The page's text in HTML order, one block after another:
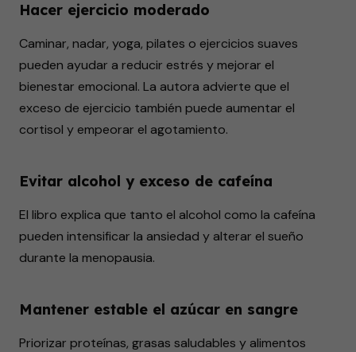
Hacer ejercicio moderado
Caminar, nadar, yoga, pilates o ejercicios suaves
pueden ayudar a reducir estrés y mejorar el
bienestar emocional. La autora advierte que el
exceso de ejercicio también puede aumentar el
cortisol y empeorar el agotamiento.
Evitar alcohol y exceso de cafeína
El libro explica que tanto el alcohol como la cafeína
pueden intensificar la ansiedad y alterar el sueño
durante la menopausia.
Mantener estable el azúcar en sangre
Priorizar proteínas, grasas saludables y alimentos